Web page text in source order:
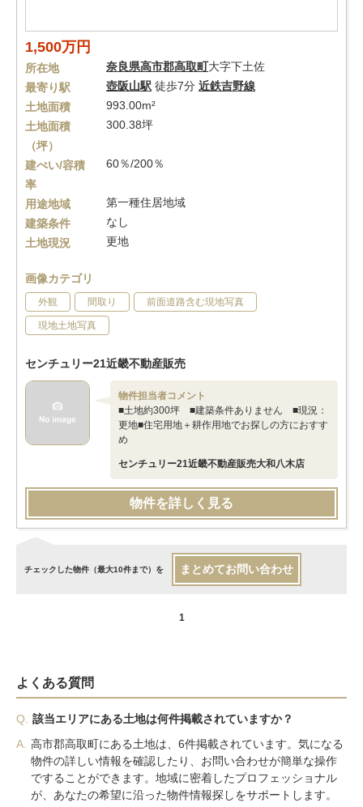
1,500万円
所在地 奈良県高市郡高取町大字下土佐
最寄り駅
壺阪山駅 徒歩7分 近鉄吉野線
土地面積
993.00m²
土地面積
（坪）
300.38坪
建ぺい/容積
率
60％/200％
用途地域
第一種住居地域
建築条件
なし
土地現況
更地
画像カテゴリ
外観 間取り 前面道路含む現地写真
現地土地写真
センチュリー21近畿不動産販売
物件担当者コメント
■土地約300坪 ■建築条件ありません ■現況：
更地■住宅用地＋耕作用地でお探しの方におすす
め
センチュリー21近畿不動産販売大和八木店
物件を詳しく見る
チェックした物件（最大10件まで）を まとめてお問い合わせ
1
よくある質問
Q.
該当エリアにある土地は何件掲載されていますか？
A. 高市郡高取町にある土地は、6件掲載されています。気になる
物件の詳しい情報を確認したり、お問い合わせが簡単な操作
ですることができます。地域に密着したプロフェッショナル
が、あなたの希望に沿った物件情報探しをサポートします。